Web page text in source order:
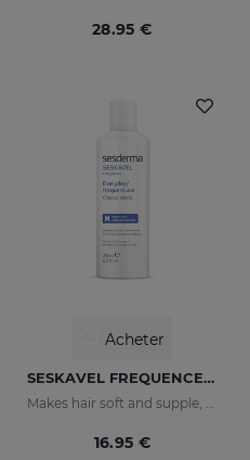
28.95 €
Acheter
SESKAVEL FREQUENCE Shampooing Fréquence
16.95 €